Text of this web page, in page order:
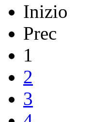
Inizio
Prec
1
2
3